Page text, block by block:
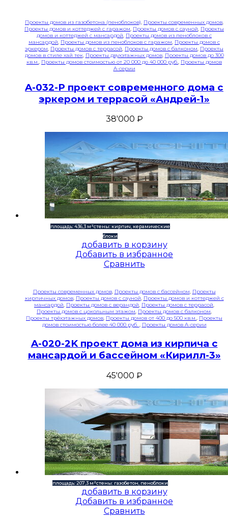
Проекты домов из газобетона (пеноблоков), Проекты современных домов,
Проекты домов и коттеджей с гаражом, Проекты домов с сауной, Проекты
домов и коттеджей с мансардой, Проекты домов из пеноблоков с
мансардой, Проекты домов из пеноблоков с гаражом, Проекты домов с
эркером, Проекты домов с террасой, Проекты домов с балконом, Проекты
домов в стиле хай тек, Проекты двухэтажных домов, Проекты домов до 300
кв.м., Проекты домов стоимостью от 20 000 до 40 000 руб., Проекты домов
A-серии
A-032-P проект современного дома с
эркером и террасой «Андрей-1»
38'000 ₽
площадь: 436,3 м²стены: кирпич, керамические
блоки
добавить в корзину
Добавить в избранное
Сравнить
Проекты современных домов, Проекты домов с бассейном, Проекты
кирпичных домов, Проекты домов с сауной, Проекты домов и коттеджей с
мансардой, Проекты домов с верандой, Проекты домов с террасой,
Проекты домов с цокольным этажом, Проекты домов с балконом,
Проекты трёхэтажных домов, Проекты домов от 400 до 500 кв.м., Проекты
домов стоимостью более 40 000 руб. , Проекты домов A-серии
A-020-2K проект дома из кирпича с
мансардой и бассейном «Кирилл-3»
45'000 ₽
площадь: 207,3 м²стены: газобетон, пеноблоки
добавить в корзину
Добавить в избранное
Сравнить